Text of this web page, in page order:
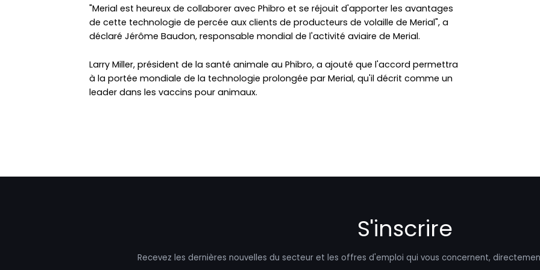
"Merial est heureux de collaborer avec Phibro et se réjouit d'apporter les avantages
de cette technologie de percée aux clients de producteurs de volaille de Merial", a
déclaré Jérôme Baudon, responsable mondial de l'activité aviaire de Merial.
Larry Miller, président de la santé animale au Phibro, a ajouté que l'accord permettra
à la portée mondiale de la technologie prolongée par Merial, qu'il décrit comme un
leader dans les vaccins pour animaux.
S'inscrire
Recevez les dernières nouvelles du secteur et les offres d'emploi qui vous concernent,